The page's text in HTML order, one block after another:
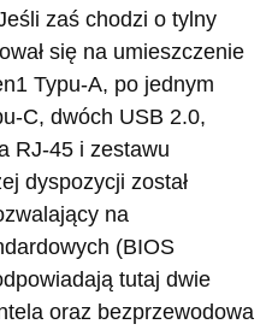
zaś chodzi o tylny
się na umieszczenie
Typu-A, po jednym
C, dwóch USB 2.0,
RJ-45 i zestawu
dyspozycji został
na
(BIOS
tutaj dwie
oraz bezprzewodowa